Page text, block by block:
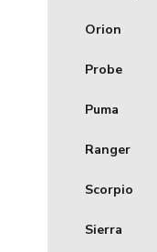
Orion
Probe
Puma
Ranger
Scorpio
Sierra